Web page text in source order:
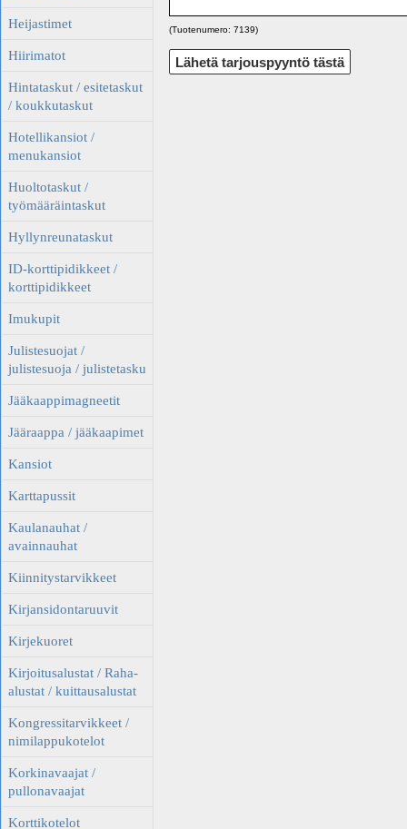
Heijastimet
Hiirimatot
Hintataskut / esitetaskut
/ koukkutaskut
Hotellikansiot /
menukansiot
Huoltotaskut /
työmääräintaskut
Hyllynreunataskut
ID-korttipidikkeet /
korttipidikkeet
Imukupit
Julistesuojat /
julistesuoja / julistetasku
Jääkaappimagneetit
Jääraappa / jääkaapimet
Kansiot
Karttapussit
Kaulanauhat /
avainnauhat
Kiinnitystarvikkeet
Kirjansidontaruuvit
Kirjekuoret
Kirjoitusalustat / Raha-
alustat / kuittausalustat
Kongressitarvikkeet /
nimilappukotelot
Korkinavaajat /
pullonavaajat
Korttikotelot
(Tuotenumero: 7139)